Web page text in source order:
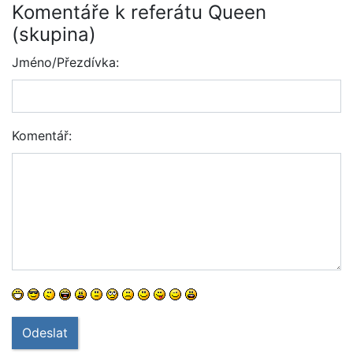
Komentáře k referátu Queen
(skupina)
Jméno/Přezdívka:
Komentář:
Odeslat